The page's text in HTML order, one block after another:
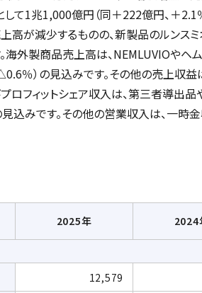
て1兆1,000億円（同＋222億円、＋2.1
が減少するものの、新製品のルンス
海外製商品売上高は、NEMLUVIOやヘ
％）の見込みです。その他の売上収益
プロフィットシェア収入は、第三者導出
込みです。その他の営業収入は、一時
2025年 2024
12,579